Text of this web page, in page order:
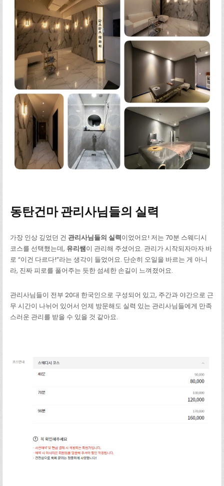
동탄건마 관리사님들의 실력
가장 인상 깊었던 건 관리사님들의 실력이었어요! 저는 70분 스웨디시
코스를 선택했는데, 유리쌤이 관리해 주셨어요. 관리가 시작되자마자 바
로 “이건 다르다!”라는 생각이 들었어요. 단순히 오일을 바르는 게 아니
라, 진짜 피로를 풀어주는 듯한 섬세한 손길이 느껴졌어요.
관리사님들이 전부 20대 한국인으로 구성되어 있고, 주간과 야간으로 근
무 시간이 나뉘어 있어서 언제 방문해도 실력 있는 관리사님들에게 만족
스러운 관리를 받을 수 있을 것 같아요.